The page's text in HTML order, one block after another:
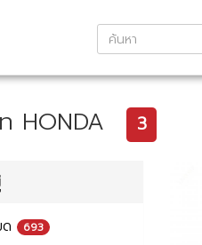
HONDA 3
693